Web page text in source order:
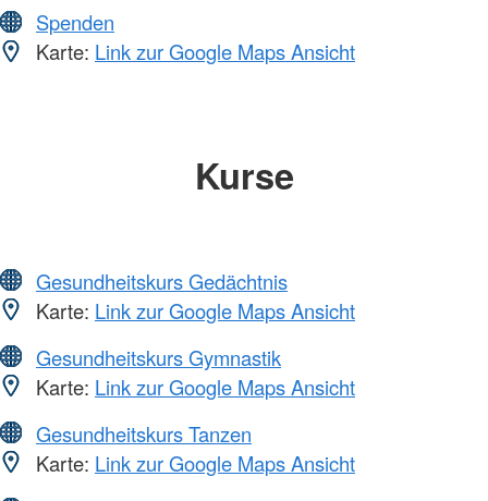
Spenden
Karte: Link zur Google Maps Ansicht
Kurse
Gesundheitskurs Gedächtnis
Karte: Link zur Google Maps Ansicht
Gesundheitskurs Gymnastik
Karte: Link zur Google Maps Ansicht
Gesundheitskurs Tanzen
Karte: Link zur Google Maps Ansicht